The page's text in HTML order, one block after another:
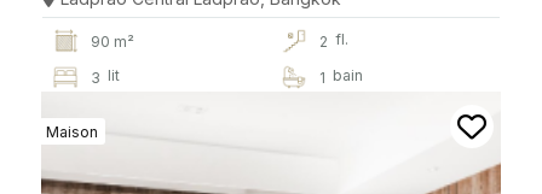
90 m² 2 fl.
3 lit 1 bain
Maison